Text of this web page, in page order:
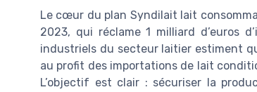
Le cœur du plan Syndilait lait
2023, qui réclame 1 milliard d’euros
industriels du secteur laitier estiment
au profit des importations de lait
L’objectif est clair : sécuriser la